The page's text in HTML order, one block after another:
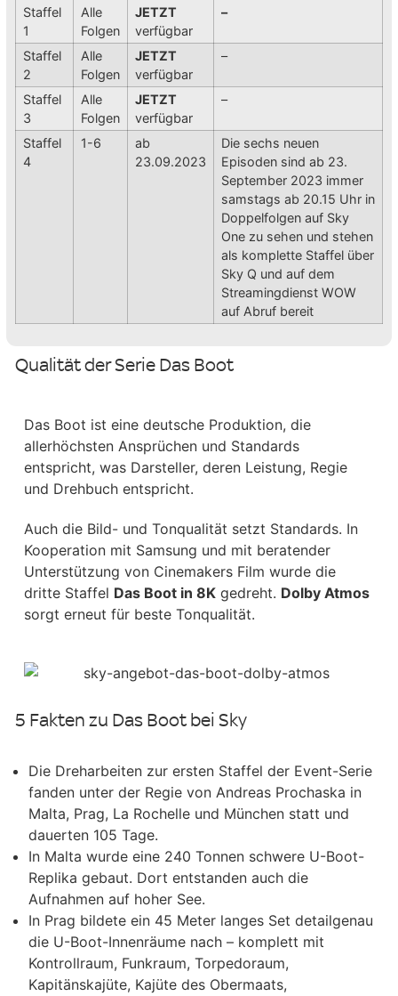
Staffel
1
Alle
Folgen
JETZT
verfügbar
–
Staffel
2
Alle
Folgen
JETZT
verfügbar
–
Staffel
3
Alle
Folgen
JETZT
verfügbar
–
Staffel
4
1-6
ab
23.09.2023
Die sechs neuen
Episoden sind ab 23.
September 2023 immer
samstags ab 20.15 Uhr in
Doppelfolgen auf Sky
One zu sehen und stehen
als komplette Staffel über
Sky Q und auf dem
Streamingdienst WOW
auf Abruf bereit
Qualität der Serie Das Boot
Das Boot ist eine deutsche Produktion, die
allerhöchsten Ansprüchen und Standards
entspricht, was Darsteller, deren Leistung, Regie
und Drehbuch entspricht.
Auch die Bild- und Tonqualität setzt Standards. In
Kooperation mit Samsung und mit beratender
Unterstützung von Cinemakers Film wurde die
dritte Staffel Das Boot in 8K gedreht. Dolby Atmos
sorgt erneut für beste Tonqualität.
5 Fakten zu Das Boot bei Sky
Die Dreharbeiten zur ersten Staffel der Event-Serie
fanden unter der Regie von Andreas Prochaska in
Malta, Prag, La Rochelle und München statt und
dauerten 105 Tage.
In Malta wurde eine 240 Tonnen schwere U-Boot-
Replika gebaut. Dort entstanden auch die
Aufnahmen auf hoher See.
In Prag bildete ein 45 Meter langes Set detailgenau
die U-Boot-Innenräume nach – komplett mit
Kontrollraum, Funkraum, Torpedoraum,
Kapitänskajüte, Kajüte des Obermaats,